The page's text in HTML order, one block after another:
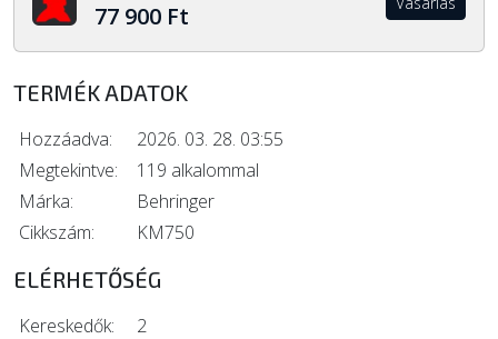
77 900 Ft
TERMÉK ADATOK
Hozzáadva:
2026. 03. 28. 03:55
Megtekintve:
119 alkalommal
Márka:
Behringer
Cikkszám:
KM750
ELÉRHETŐSÉG
Kereskedők:
2